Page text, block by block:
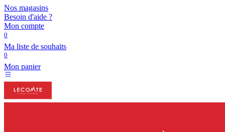
Nos magasins
Besoin d'aide ?
Mon compte
0
Ma liste de souhaits
0
Mon panier